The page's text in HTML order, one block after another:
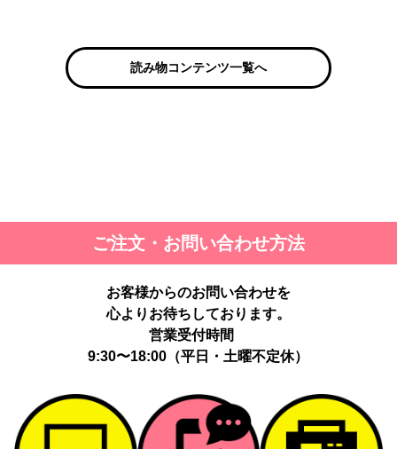
読み物コンテンツ一覧へ
ご注文・お問い合わせ方法
お客様からのお問い合わせを
心よりお待ちしております。
営業受付時間
9:30〜18:00（平日・土曜不定休）